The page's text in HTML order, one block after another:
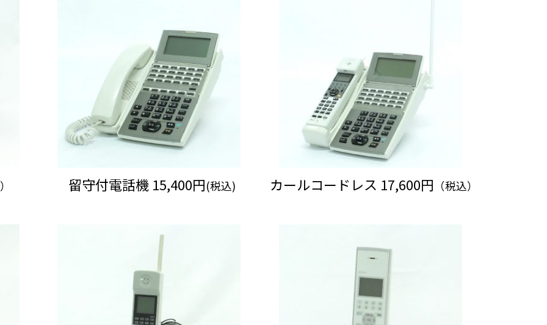
留守付電話機 15,400円(税込) カールコードレス 17,600円 （税込）